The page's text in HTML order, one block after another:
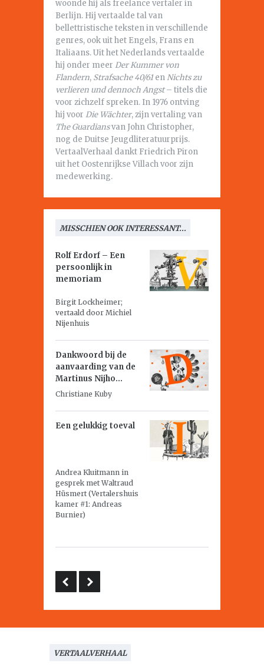
woonde hij als freelance vertaler in
Berlijn. Hij vertaalde tal van
bellettristische teksten in verschillende
genres, ook uit het Engels, Frans en
Italiaans. Uit het Nederlands vertaalde
hij onder meer Der Kummer von
Flandern, Strafsache 40/61 enNichts zu
verlieren und dennoch Angst– titels die
voor zichzelf spreken. In 1976 ontving
hij voor Die Wächter, zijn vertaling van
The Guardiansvan John Christopher,
nog de Duitse Jeugdliteratuurprijs.
VertaalVerhaal dankt Friedrich Piron
uit het Oostenrijkse Villach voor zijn
medewerking.
MISSCHIEN OOK INTERESSANT...
Rolf Erdorf – Een
persoonlijk in
memoriam
Birgit Lockheimer;
vertaald door Michiel
Nijenhuis
Dankwoord bij de
aanvaarding van de
Martinus Nijho...
Christiane Kuby
Een gelukkig toeval
Andrea Kluitmann in
gesprek met Waltraud
Hüsmert (Vertalershuis
kamer #1: Andreas
Burnier)
VERTAALVERHAAL